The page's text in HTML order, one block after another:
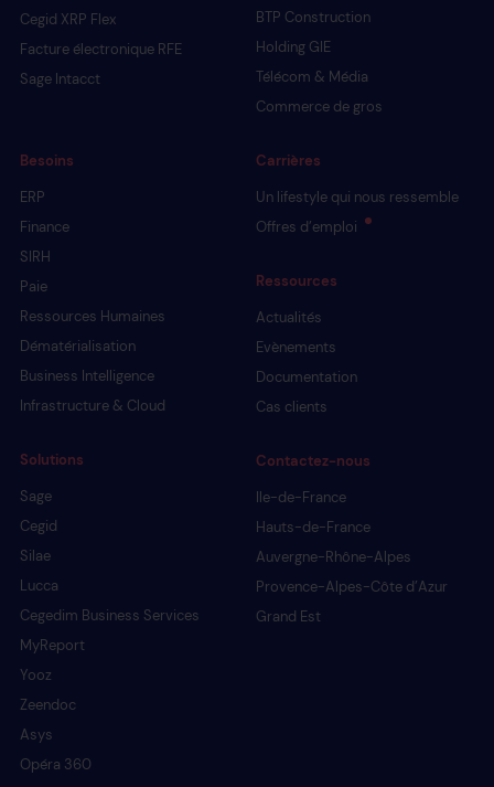
Cegid XRP Flex
Facture électronique RFE
Sage Intacct
BTP Construction
Holding GIE
Télécom & Média
Commerce de gros
Besoins
ERP
Finance
SIRH
Paie
Ressources Humaines
Dématérialisation
Business Intelligence
Infrastructure & Cloud
Solutions
Sage
Cegid
Silae
Lucca
Cegedim Business Services
MyReport
Yooz
Zeendoc
Asys
Opéra 360
Carrières
Un lifestyle qui nous ressemble
Offres d’emploi
Ressources
Actualités
Evènements
Documentation
Cas clients
Contactez-nous
Ile-de-France
Hauts-de-France
Auvergne-Rhône-Alpes
Provence-Alpes-Côte d’Azur
Grand Est